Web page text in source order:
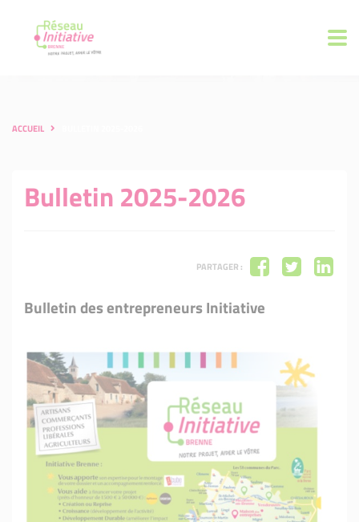
ACCUEIL
Bulletin 2025-2026
PARTAGER :
Bulletin des entrepreneurs Initiative